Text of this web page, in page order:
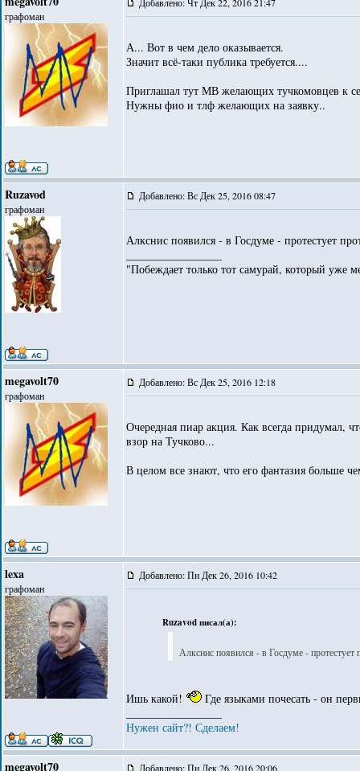
графоман
А... Вот в чем дело оказывается.
Значит всё-таки публика требуется....
Приглашал тут МВ желающих тучкомовцев к
Нужны фио и тлф желающих на заявку..
Ruzavod
графоман
Добавлено: Вс Дек 25, 2016 08:47
Алкснис появился - в Госдуме - протестует
"Побеждает только тот самурай, который уже
megavolt70
графоман
Добавлено: Вс Дек 25, 2016 12:18
Очередная пиар акция. Как всегда придумал,
взор на Тучково...
В целом все знают, что его фантазия больше
lexa
графоман
Добавлено: Пн Дек 26, 2016 10:42
Ruzavod писал(а):
Алкснис появился - в Госдуме - протестует
Ишь какой!
Где языками почесать - он
Нужен сайт?! Сделаем!
megavolt70 Добавлено: Пн Дек 26, 2016 20:06